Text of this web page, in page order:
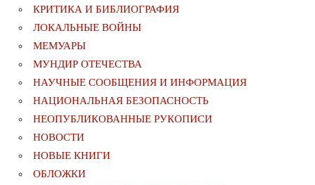
КРИТИКА И БИБЛИОГРАФИЯ
ЛОКАЛЬНЫЕ ВОЙНЫ
МЕМУАРЫ
МУНДИР ОТЕЧЕСТВА
НАУЧНЫЕ СООБЩЕНИЯ И ИНФОРМАЦИЯ
НАЦИОНАЛЬНАЯ БЕЗОПАСНОСТЬ
НЕОПУБЛИКОВАННЫЕ РУКОПИСИ
НОВОСТИ
НОВЫЕ КНИГИ
ОБЛОЖКИ